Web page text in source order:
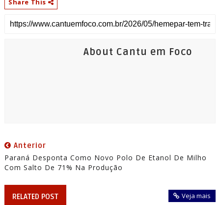
Share This
About Cantu em Foco
Anterior
Paraná Desponta Como Novo Polo De Etanol De Milho
Com Salto De 71% Na Produção
RELATED POST Veja mais